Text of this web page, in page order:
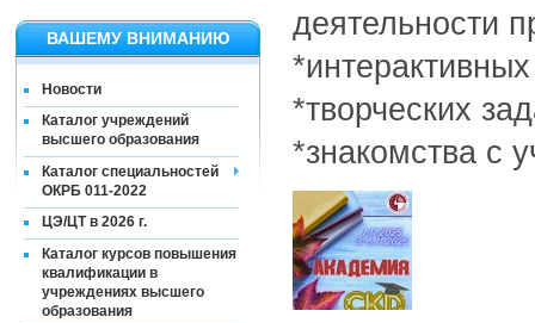
ВАШЕМУ ВНИМАНИЮ
Новости
Каталог учреждений
высшего образования
Каталог специальностей
ОКРБ 011-2022
ЦЭ/ЦТ в 2026 г.
Каталог курсов повышения
квалификации в
учреждениях высшего
образования
деятельности
*творческих
*знакомства с